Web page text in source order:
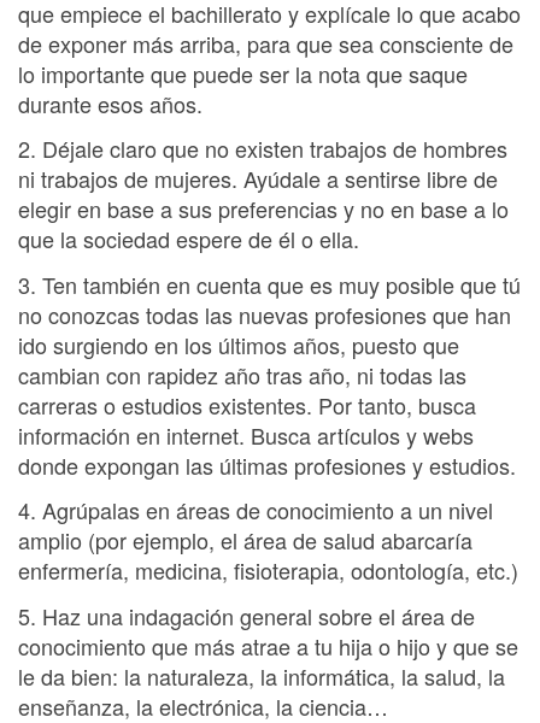
que empiece el bachillerato y explícale lo que acabo
de exponer más arriba, para que sea consciente de
lo importante que puede ser la nota que saque
durante esos años.
2. Déjale claro que no existen trabajos de hombres
ni trabajos de mujeres. Ayúdale a sentirse libre de
elegir en base a sus preferencias y no en base a lo
que la sociedad espere de él o ella.
3. Ten también en cuenta que es muy posible que tú
no conozcas todas las nuevas profesiones que han
ido surgiendo en los últimos años, puesto que
cambian con rapidez año tras año, ni todas las
carreras o estudios existentes. Por tanto, busca
información en internet. Busca artículos y webs
donde expongan las últimas profesiones y estudios.
4. Agrúpalas en áreas de conocimiento a un nivel
amplio (por ejemplo, el área de salud abarcaría
enfermería, medicina, fisioterapia, odontología, etc.)
5. Haz una indagación general sobre el área de
conocimiento que más atrae a tu hija o hijo y que se
le da bien: la naturaleza, la informática, la salud, la
enseñanza, la electrónica, la ciencia…